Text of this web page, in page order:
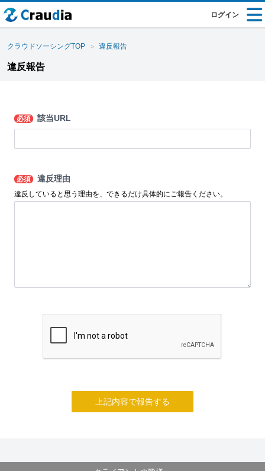
ログイン
クラウドソーシングTOP 違反報告
違反報告
必須 該当URL
必須 違反理由
違反していると思う理由を、できるだけ具体的にご報告ください。
上記内容で報告する